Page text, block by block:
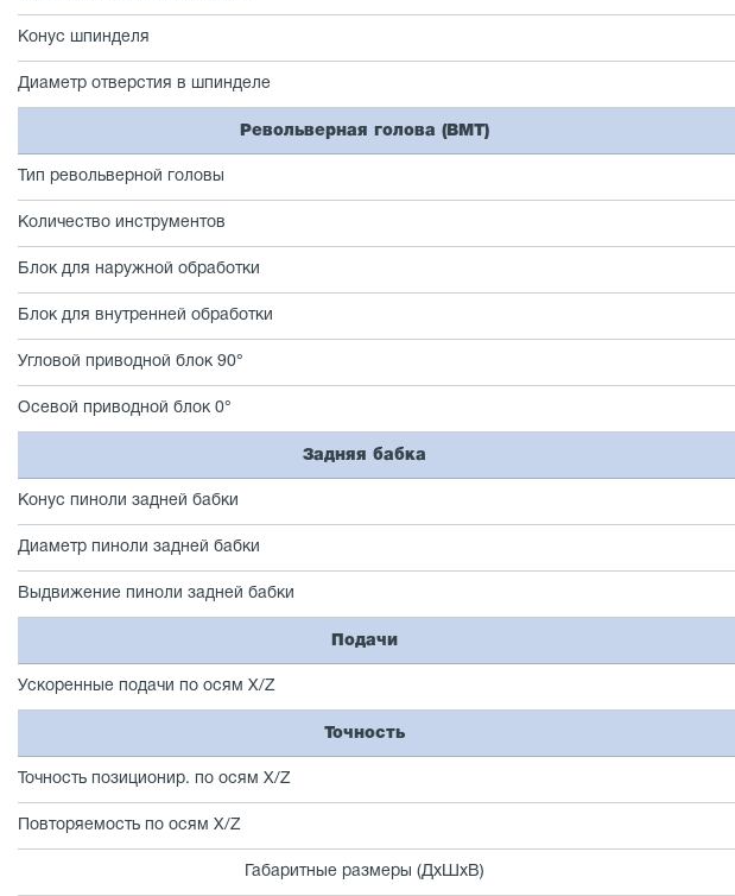
Конус шпинделя
Диаметр отверстия в шпинделе
Револьверная голова (BMT)
Тип револьверной головы
Количество инструментов
Блок для наружной обработки
Блок для внутренней обработки
Угловой приводной блок 90°
Осевой приводной блок 0°
Задняя бабка
Конус пиноли задней бабки
Диаметр пиноли задней бабки
Выдвижение пиноли задней бабки
Подачи
Ускоренные подачи по осям X/Z
Точность
Точность позиционир. по осям X/Z
Повторяемость по осям X/Z
Габаритные размеры (ДхШхВ)